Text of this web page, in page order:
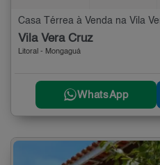
Casa Térrea à Venda na Vila
Vila Vera Cruz
Litoral - Mongaguá
WhatsApp